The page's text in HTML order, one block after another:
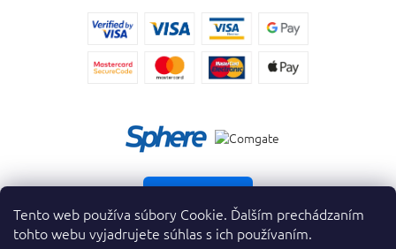
Tento web používa súbory Cookie. Ďalším prechádzaním
tohto webu vyjadrujete súhlas s ich používaním.